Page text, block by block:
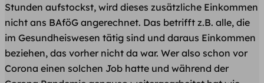
Stunden aufstockst, wird dieses zusätzliche Einkommen
nicht ans BAföG angerechnet. Das betrifft z.B. alle, die
im Gesundheiswesen tätig sind und daraus Einkommen
beziehen, das vorher nicht da war. Wer also schon vor
Corona einen solchen Job hatte und während der